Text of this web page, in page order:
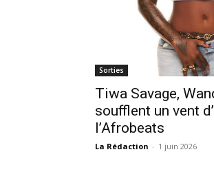
Sorties
Tiwa Savage,
soufflent un vent
l’Afrobeats
La Rédaction - 1 juin 2026